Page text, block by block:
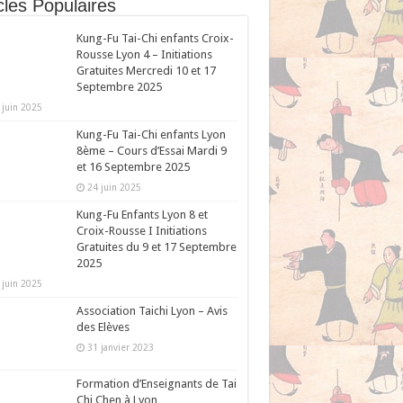
Populaires
Kung-Fu Tai-Chi enfants Croix-
Rousse Lyon 4 – Initiations
Gratuites Mercredi 10 et 17
Septembre 2025
juin 2025
Kung-Fu Tai-Chi enfants Lyon
8ème – Cours d’Essai Mardi 9
et 16 Septembre 2025
24 juin 2025
Kung-Fu Enfants Lyon 8 et
Croix-Rousse I Initiations
Gratuites du 9 et 17 Septembre
2025
juin 2025
Association Taichi Lyon – Avis
des Elèves
31 janvier 2023
Formation d’Enseignants de Tai
Chi Chen à Lyon